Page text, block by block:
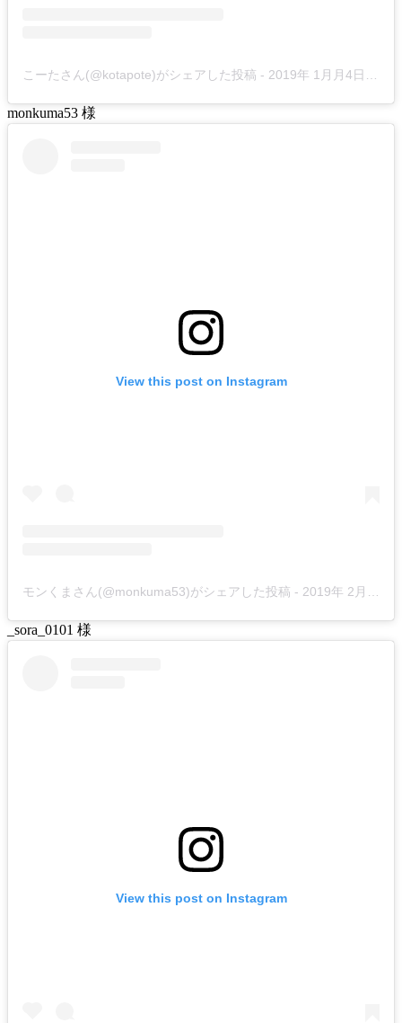
こーたさん(@kotapote)がシェアした投稿 - 2019年 1月月4日午前4時55分PST
monkuma53 様
View this post on Instagram
モンくまさん(@monkuma53)がシェアした投稿 - 2019年 2月月28日午前7時05分PST
_sora_0101 様
View this post on Instagram